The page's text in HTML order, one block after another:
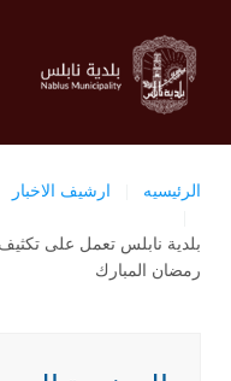
الرئيسيه ارشيف الاخبار
بلدية نابلس تعمل على تكثيف
رمضان المبارك